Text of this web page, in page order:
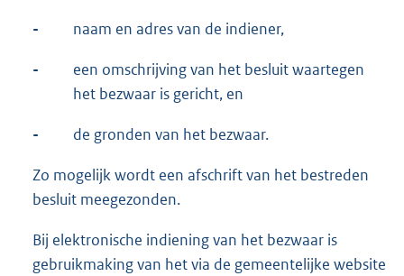
- naam en adres van de indiener,
-
een omschrijving van het besluit waartegen
het bezwaar is gericht, en
- de gronden van het bezwaar.
Zo mogelijk wordt een afschrift van het bestreden
besluit meegezonden.
Bij elektronische indiening van het bezwaar is
gebruikmaking van het via de gemeentelijke website